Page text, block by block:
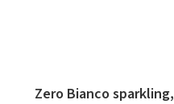
Zero Bianco sparkling,